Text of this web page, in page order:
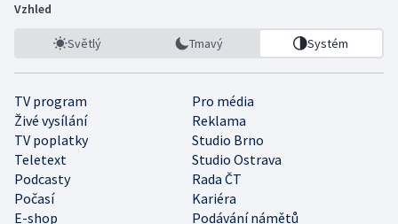
Vzhled
Světlý Tmavý Systém
TV program
Pro média
Živé vysílání
Reklama
TV poplatky
Studio Brno
Teletext
Studio Ostrava
Podcasty
Rada ČT
Počasí
Kariéra
E-shop
Podávání námětů